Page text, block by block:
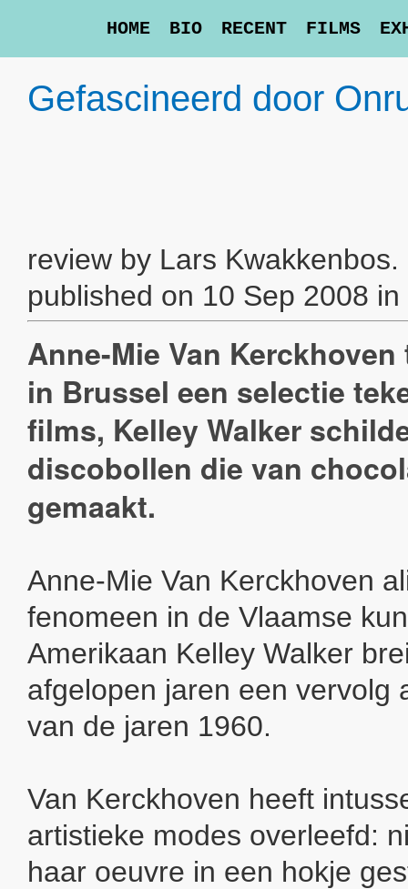
HOME BIO RECENT FILMS
Gefascineerd door
review by Lars Kwakkenbos.
published on 10 Sep 2008
Anne-Mie Van
in Brussel een selectie
films, Kelley Walker
discobollen die van
gemaakt.
Anne-Mie Van Kerckhoven
fenomeen in de Vlaamse
Amerikaan Kelley Walker
afgelopen jaren een vervolg
van de jaren 1960.
Van Kerckhoven heeft
artistieke modes overleefd:
haar oeuvre in een hokje